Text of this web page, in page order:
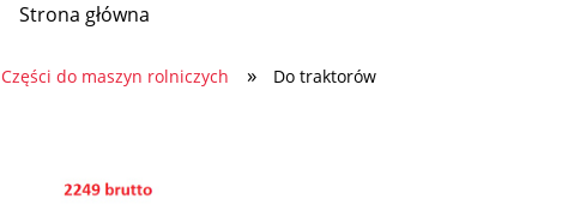
Strona główna
Części do maszyn rolniczych » Do traktorów